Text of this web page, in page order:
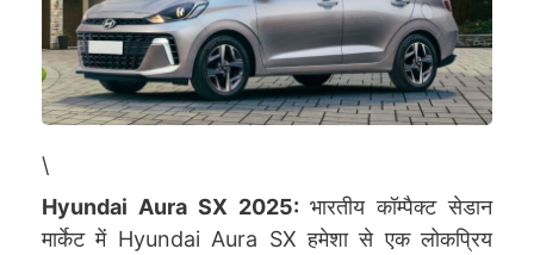
\
Hyundai Aura SX 2025: भारतीय कॉम्पैक्ट सेडान
मार्केट में Hyundai Aura SX हमेशा से एक लोकप्रिय